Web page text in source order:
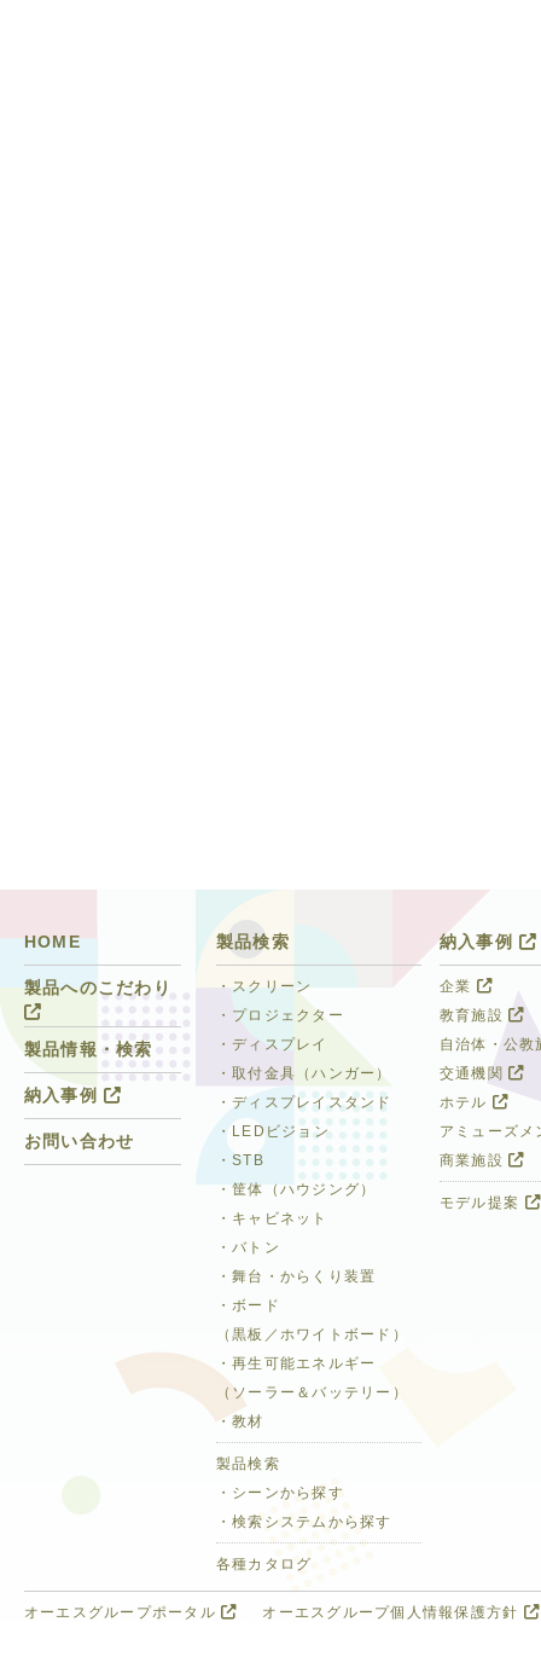
HOME
製品へのこだわり
製品情報・検索
納入事例
お問い合わせ
納入事例
企業
教育施設
自治体・公教
交通機関
ホテル
アミューズ
商業施設
モデル提案
製品検索
・スクリーン
・プロジェクター
・ディスプレイ
・取付金具（ハンガー）
・ディスプレイスタンド
・LEDビジョン
・STB
・筐体（ハウジング）
・キャビネット
・バトン
・舞台・からくり装置
・ボード
（黒板／ホワイトボード）
・再生可能エネルギー
（ソーラー＆バッテリー）
・教材
製品検索
・シーンから探す
・検索システムから探す
各種カタログ
オーエスグループポータル オーエスグループ個人情報保護方針